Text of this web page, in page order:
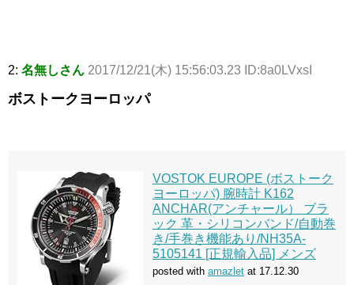
2: 名無しさん 2017/12/21(木) 15:56:03.23 ID:8a0LVxsI
ボストークヨーロッパ
VOSTOK EUROPE (ボストーク
ヨーロッパ) 腕時計 K162
ANCHAR(アンチャール） ブラ
ック 革・シリコンバンド/自動巻
き/手巻き機能あり/NH35A-
5105141 [正規輸入品] メンズ
posted with amazlet at 17.12.30